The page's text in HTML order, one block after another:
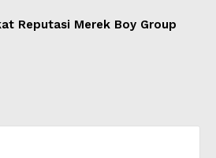
Reputasi Merek Boy Group